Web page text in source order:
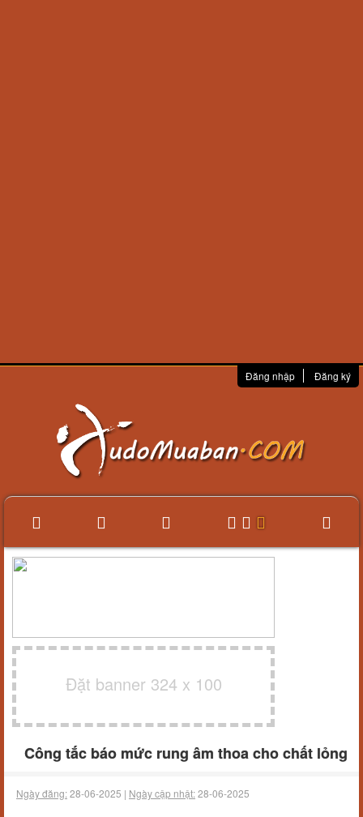
Đăng nhập Đăng ký
Đặt banner 324 x 100
Công tắc báo mức rung âm thoa cho chất lỏng
Ngày đăng:28-06-2025 | Ngày cập nhật:28-06-2025